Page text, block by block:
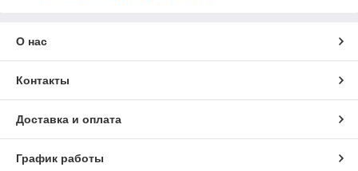
О нас
Контакты
Доставка и оплата
График работы